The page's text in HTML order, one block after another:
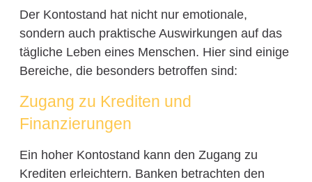
Der Kontostand hat nicht nur emotionale,
sondern auch praktische Auswirkungen auf das
tägliche Leben eines Menschen. Hier sind einige
Bereiche, die besonders betroffen sind:
Zugang zu Krediten und
Finanzierungen
Ein hoher Kontostand kann den Zugang zu
Krediten erleichtern. Banken betrachten den